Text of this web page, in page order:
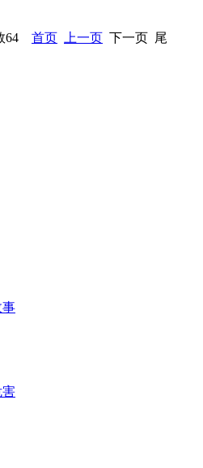
64 首页 上一页 下一页 尾
事
害